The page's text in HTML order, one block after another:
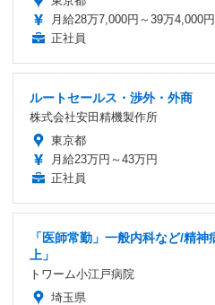
月給28万7,000円～39万4,000円
正社員
ルートセールス・渉外・外商
株式会社安田精機製作所
東京都
月給23万円～43万円
正社員
「医師常勤」一般内科など/精
上」
トワーム小江戸病院
埼玉県